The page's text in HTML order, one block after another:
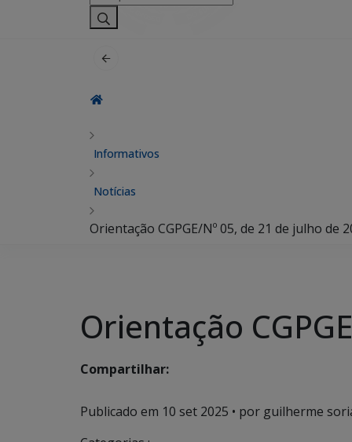
por:
Informativos
Notícias
Orientação CGPGE/Nº 05, de 21 de julho de
Orientação
Compartilhar:
Publicado em 10 set 2025 • por guilherme